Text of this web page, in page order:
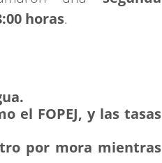
horas.
el FOPEJ, y las tasas
por mora mientras